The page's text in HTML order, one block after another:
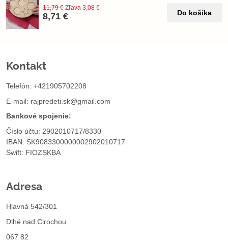
8,71 €
11,79 € Zľava 3,08 €
Do košíka
Kontakt
Telefón: +421905702208
E-mail: rajpredeti.sk@gmail.com
Bankové spojenie:
Číslo účtu: 2902010717/8330
IBAN: SK9083300000002902010717
Swift: FIOZSKBA
Adresa
Hlavná 542/301
Dlhé nad Cirochou
067 82